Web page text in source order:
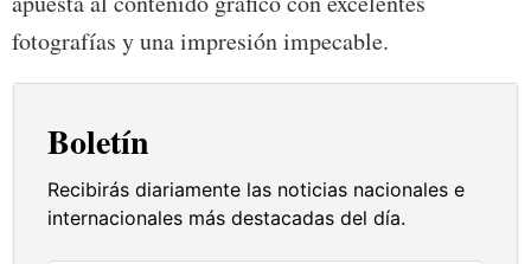
fotografías y una impresión impecable.
Boletín
Recibirás diariamente las noticias nacionales e
internacionales más destacadas del día.